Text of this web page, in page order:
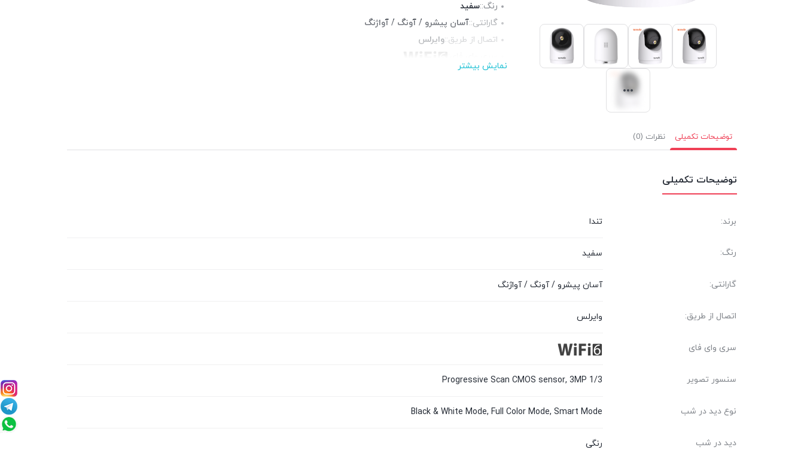
رنگ::سفید
گارانتی::آسان پیشرو / آونگ / آواژنگ
اتصال از طریق::وایرلس
سنسور
نمایش بیشتر
توضیحات تکمیلی نظرات (0)
توضیحات تکمیلی
برند: تندا
رنگ: سفید
گارانتی: آسان پیشرو / آونگ / آواژنگ
اتصال از طریق: وایرلس
سری وای فای
سنسور تصویر 1/3 Progressive Scan CMOS sensor, 3MP
نوع دید در شب Black & White Mode, Full Color Mode, Smart Mode
دید در شب رنگی